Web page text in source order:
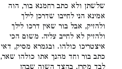
שלשתן ולא כתב רחמנא בור, הוה
אמינא הני לחייבו שדרכן לילך
ולהזיק, אבל בור שאין דרכו לילך
ולהזיק לא לחייב עליה. משום הכי
איצטריכו כולהו. ובגמרא מסיק, דאי
כתב בור וחד מהנך אתו כולהו שאר,